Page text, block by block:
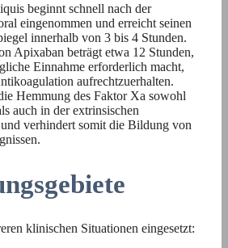
beginnt schnell nach der
eingenommen und erreicht seinen
innerhalb von 3 bis 4 Stunden.
Apixaban beträgt etwa 12 Stunden,
Einnahme erforderlich macht,
aufrechtzuerhalten.
Hemmung des Faktor Xa sowohl
auch in der extrinsischen
verhindert somit die Bildung von
klinischen Situationen eingesetzt: